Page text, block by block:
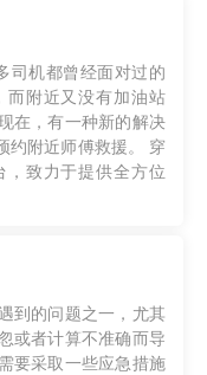
司机都曾经面对过的
而附近又没有加油站
在，有一种新的解决
附近师傅救援。 穿
，致力于提供全方位
到的问题之一，尤其
或者计算不准确而导
要采取一些应急措施